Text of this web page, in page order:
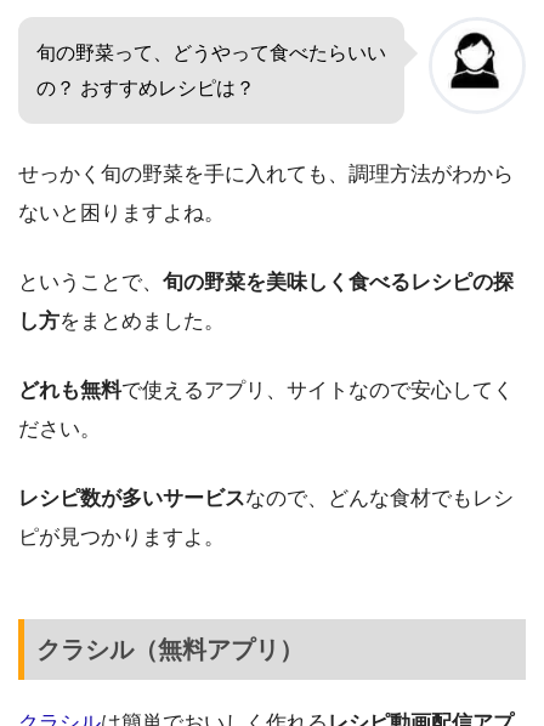
旬の野菜って、どうやって食べたらいい
の？ おすすめレシピは？
せっかく旬の野菜を手に入れても、調理方法がわから
ないと困りますよね。
ということで、 旬の野菜を美味しく食べるレシピの探
し方をまとめました。
どれも無料で使えるアプリ、サイトなので安心してく
ださい。
レシピ数が多いサービスなので、どんな食材でもレシ
ピが見つかりますよ。
クラシル（無料アプリ）